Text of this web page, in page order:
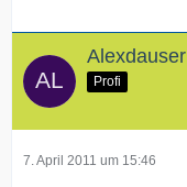
Alexdauser
Profi
7. April 2011 um 15:46